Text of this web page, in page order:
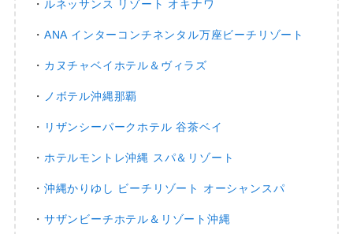
・ ルネッサンス リゾート オキナワ
・ ANA インターコンチネンタル万座ビーチリゾート
・ カヌチャベイホテル＆ヴィラズ
・ ノボテル沖縄那覇
・ リザンシーパークホテル 谷茶ベイ
・ ホテルモントレ沖縄 スパ＆リゾート
・ 沖縄かりゆし ビーチリゾート オーシャンスパ
・ サザンビーチホテル＆リゾート沖縄